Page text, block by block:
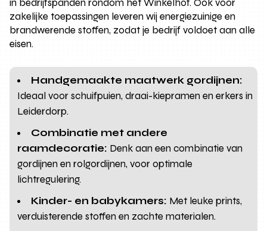
in bedrijfspanden rondom het Winkelhof. Ook voor
zakelijke toepassingen leveren wij energiezuinige en
brandwerende stoffen, zodat je bedrijf voldoet aan alle
eisen.
Handgemaakte maatwerk gordijnen:
Ideaal voor schuifpuien, draai-kiepramen en erkers in
Leiderdorp.
Combinatie met andere
raamdecoratie: Denk aan een combinatie van
gordijnen en rolgordijnen, voor optimale
lichtregulering.
Kinder- en babykamers: Met leuke prints,
verduisterende stoffen en zachte materialen.